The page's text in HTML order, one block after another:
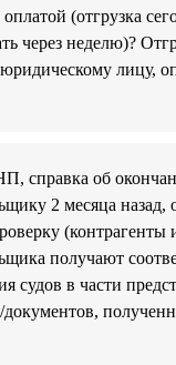
(отгрузка
через неделю)?
лицу,
справка об
2 месяца назад,
(контрагенты
получают
судов в части
документов,